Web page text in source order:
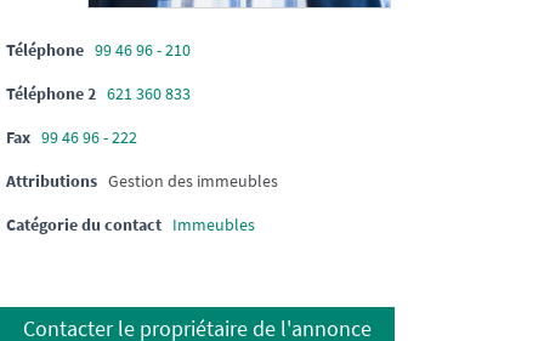
Téléphone 99 46 96 - 210
Téléphone 2 621 360 833
Fax 99 46 96 - 222
Attributions Gestion des immeubles
Catégorie du contact Immeubles
Contacter le propriétaire de l'annonce